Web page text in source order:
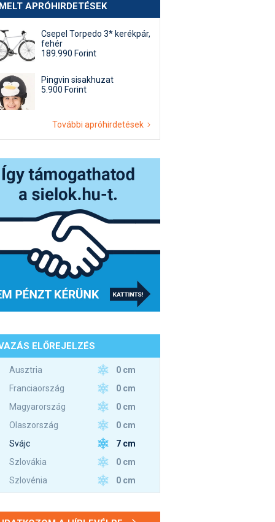
APRÓHIRDETÉSEK
Csepel Torpedo 3* kerékpár,
fehér
189.990 Forint
Pingvin sisakhuzat
5.900 Forint
További apróhirdetések
ELŐREJELZÉS
Ausztria
0 cm
Franciaország
0 cm
Magyarország
0 cm
Olaszország
0 cm
Svájc
7 cm
Szlovákia
0 cm
Szlovénia
0 cm